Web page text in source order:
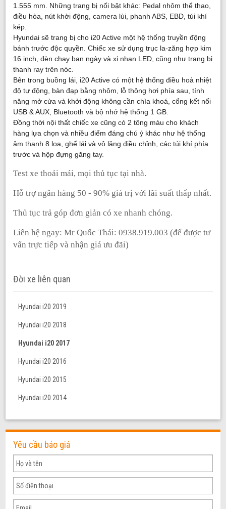
1.555 mm. Những trang bị nổi bật khác: Pedal nhôm thể thao,
điều hòa, nút khởi động, camera lùi, phanh ABS, EBD, túi khí
kép.
Hyundai sẽ trang bị cho i20 Active một hệ thống truyền động
bánh trước độc quyền. Chiếc xe sử dụng trục la-zăng hợp kim
16 inch, đèn chạy ban ngày và xi nhan LED, cũng như trang bị
thanh ray trên nóc.
Bên trong buồng lái, i20 Active có một hệ thống điều hoà nhiệt
độ tự động, bàn đạp bằng nhôm, lỗ thông hơi phía sau, tính
năng mở cửa và khởi động không cần chìa khoá, cổng kết nối
USB & AUX, Bluetooth và bộ nhớ hệ thống 1 GB.
Đồng thời nội thất chiếc xe cũng có 2 tông màu cho khách
hàng lựa chọn và nhiều điểm đáng chú ý khác như hệ thống
âm thanh 8 loa, ghế lái và vô lăng điều chỉnh, các túi khí phía
trước và hộp đựng găng tay.
Test xe thoải mái, mọi thủ tục tại nhà.
Hỗ trợ ngân hàng 50 - 90% giá trị với lãi suất thấp nhất.
Thủ tục trả góp đơn giản có xe nhanh chóng.
Liên hệ ngay: Mr Quốc Thái: 0938.919.003 (để được tư
vấn trực tiếp và nhận giáưu đãi)
Đời xe liên quan
Hyundai i20 2019
Hyundai i20 2018
Hyundai i20 2017
Hyundai i20 2016
Hyundai i20 2015
Hyundai i20 2014
Yêu cầu báo giá